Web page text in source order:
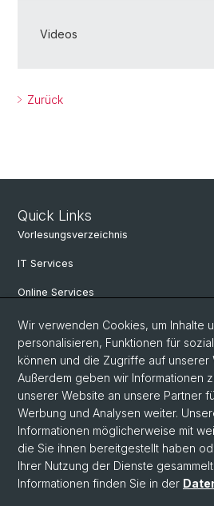
Videos
Zurück
Quick Links
Vorlesungsverzeichnis
IT Services
Online Services
Personensuche
PhD Programm
Dokumente & Links
News & Events
© Universität Basel
Datenschutzerklärung
Wir verwenden Cookies, um Inhalte
personalisieren, Funktionen für
können und die Zugriffe auf unserer
Außerdem geben wir Informationen
unserer Website an unsere Partner
Werbung und Analysen weiter.
Informationen möglicherweise mit
die Sie ihnen bereitgestellt haben
Ihrer Nutzung der Dienste
Informationen finden Sie in der